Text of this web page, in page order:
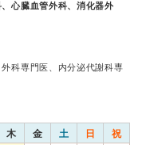
心臓血管外科、消化器外
科専門医、内分泌代謝科専
木 金 土 日 祝